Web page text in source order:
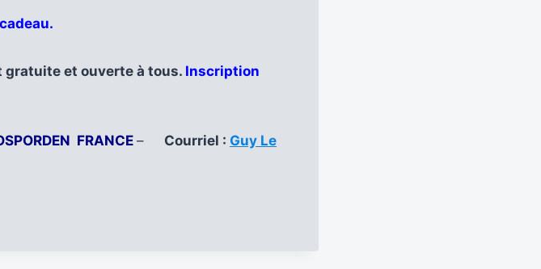
gratuite et ouverte à tous. Inscription
FRANCE – Courriel : Guy Le